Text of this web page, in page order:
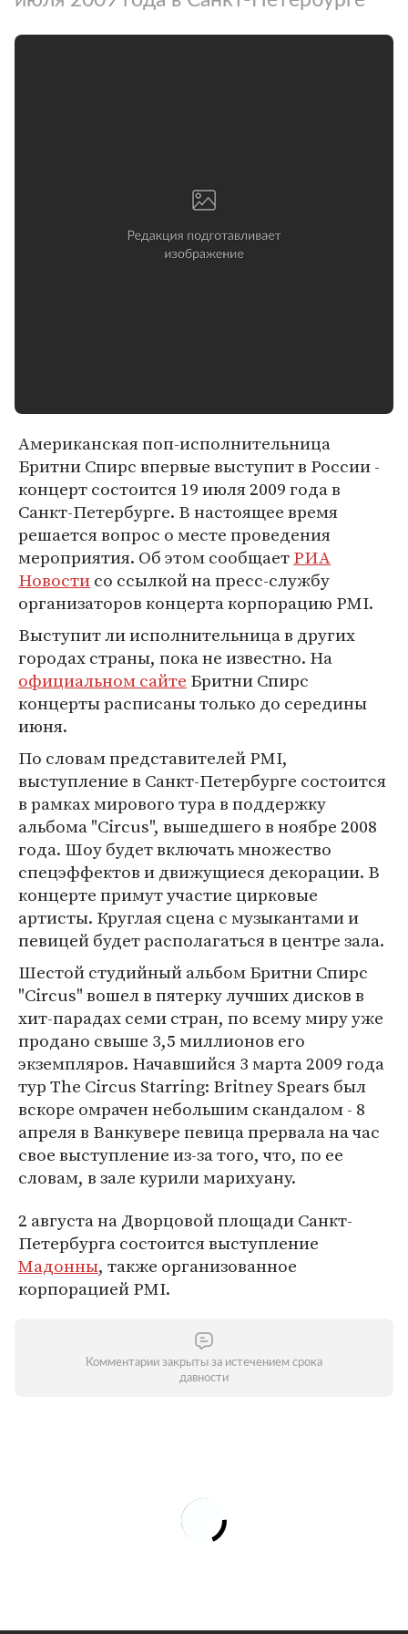
Американская поп-исполнительница
Бритни Спирс впервые выступит в России -
концерт состоится 19 июля 2009 года в
Санкт-Петербурге. В настоящее время
решается вопрос о месте проведения
мероприятия. Об этом сообщаетРИА
Новостисо ссылкой на пресс-службу
организаторов концерта корпорацию PMI.
Выступит ли исполнительница в других
городах страны, пока не известно. На
официальном сайте Бритни Спирс
концерты расписаны только до середины
июня.
По словам представителей PMI,
выступление в Санкт-Петербурге состоится
в рамках мирового тура в поддержку
альбома "Circus", вышедшего в ноябре 2008
года. Шоу будет включать множество
спецэффектов и движущиеся декорации. В
концерте примут участие цирковые
артисты. Круглая сцена с музыкантами и
певицей будет располагаться в центре зала.
Шестой студийный альбом Бритни Спирс
"Circus" вошел в пятерку лучших дисков в
хит-парадах семи стран, по всему миру уже
продано свыше 3,5 миллионов его
экземпляров. Начавшийся 3 марта 2009 года
тур The Circus Starring: Britney Spears был
вскоре омрачен небольшим скандалом - 8
апреля в Ванкувере певица прервала на час
свое выступление из-за того, что, по ее
словам, в зале курили марихуану.
2 августа на Дворцовой площади Санкт-
Петербурга состоится выступление
Мадонны, также организованное
корпорацией PMI.
Комментарии закрыты за истечением срока
давности